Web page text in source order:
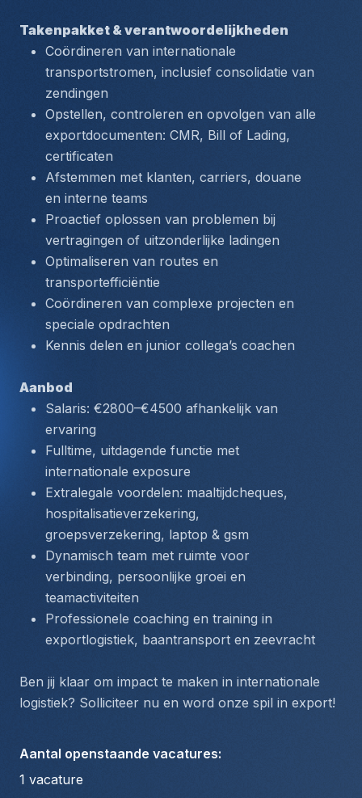
Takenpakket & verantwoordelijkheden
Coördineren van internationale
transportstromen, inclusief consolidatie van
zendingen
Opstellen, controleren en opvolgen van alle
exportdocumenten: CMR, Bill of Lading,
certificaten
Afstemmen met klanten, carriers, douane
en interne teams
Proactief oplossen van problemen bij
vertragingen of uitzonderlijke ladingen
Optimaliseren van routes en
transportefficiëntie
Coördineren van complexe projecten en
speciale opdrachten
Kennis delen en junior collega’s coachen
Aanbod
Salaris: €2800–€4500 afhankelijk van
ervaring
Fulltime, uitdagende functie met
internationale exposure
Extralegale voordelen: maaltijdcheques,
hospitalisatieverzekering,
groepsverzekering, laptop & gsm
Dynamisch team met ruimte voor
verbinding, persoonlijke groei en
teamactiviteiten
Professionele coaching en training in
exportlogistiek, baantransport en zeevracht
Ben jij klaar om impact te maken in internationale
logistiek? Solliciteer nu en word onze spil in export!
Aantal openstaande vacatures:
1 vacature